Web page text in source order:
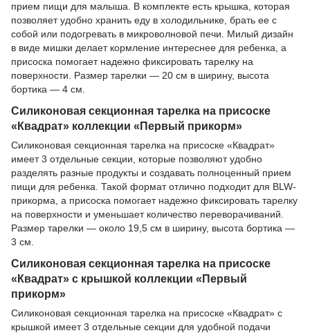
прием пищи для малыша. В комплекте есть крышка, которая
позволяет удобно хранить еду в холодильнике, брать ее с
собой или подогревать в микроволновой печи. Милый дизайн
в виде мишки делает кормление интереснее для ребенка, а
присоска помогает надежно фиксировать тарелку на
поверхности. Размер тарелки — 20 см в ширину, высота
бортика — 4 см.
Силиконовая секционная тарелка на присоске
«Квадрат» коллекции «Первый прикорм»
Силиконовая секционная тарелка на присоске «Квадрат»
имеет 3 отдельные секции, которые позволяют удобно
разделять разные продукты и создавать полноценный прием
пищи для ребенка. Такой формат отлично подходит для BLW-
прикорма, а присоска помогает надежно фиксировать тарелку
на поверхности и уменьшает количество переворачиваний.
Размер тарелки — около 19,5 см в ширину, высота бортика —
3 см.
Силиконовая секционная тарелка на присоске
«Квадрат» с крышкой коллекции «Первый
прикорм»
Силиконовая секционная тарелка на присоске «Квадрат» с
крышкой имеет 3 отдельные секции для удобной подачи